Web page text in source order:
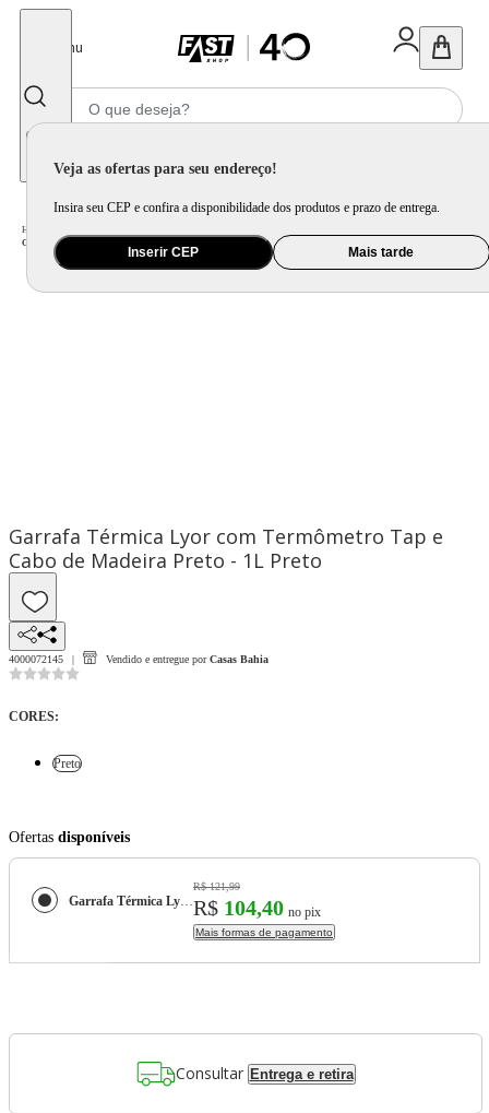
Menu
Veja as ofertas para seu endereço!
Insira seu CEP e confira a disponibilidade dos produtos e prazo de entrega.
Inserir CEP Mais tarde
Home
Garrafa Térmica Lyor com Termômetro Tap e Cabo de Madeira Preto - 1L
Garrafa Térmica Lyor com Termômetro Tap e
Cabo de Madeira Preto - 1L Preto
4000072145 Vendido e entregue por Casas Bahia
CORES:
Preto
Ofertas disponíveis
Garrafa Térmica Lyor com Termômetro Tap e Cabo de Madeira Preto - 1L
R$ 121,99
R$ 104,40 no pix
Mais formas de pagamento
Consultar Entrega e retira